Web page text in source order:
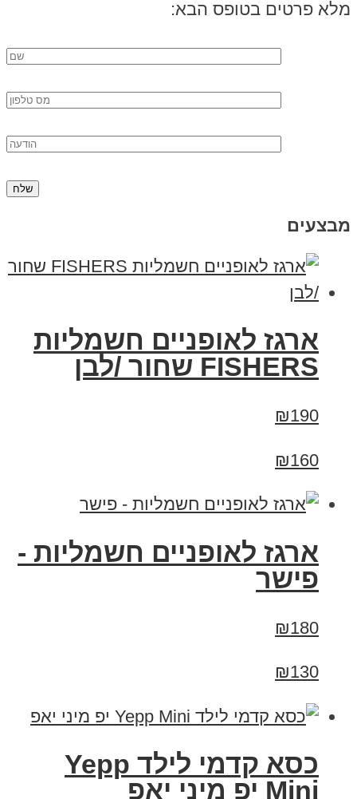
מלא פרטים בטופס הבא:
מבצעים
ארגז לאופניים חשמליות
FISHERS שחור /לבן
₪190
₪160
ארגז לאופניים חשמליות -
פישר
₪180
₪130
כסא קדמי לילד Yepp
Mini יפ מיני יאפ